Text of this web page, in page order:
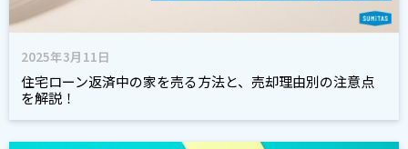
2025年3月11日
住宅ローン返済中の家を売る方法と、売却理由別の注意点
を解説！